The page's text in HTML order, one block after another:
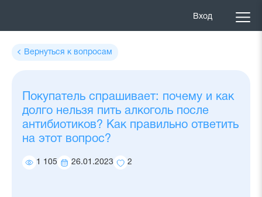
Вход
Вернуться к вопросам
Покупатель спрашивает: почему и как
долго нельзя пить алкоголь после
антибиотиков? Как правильно ответить
на этот вопрос?
Количество
1 105
Дата
26.01.2023
Количество
2